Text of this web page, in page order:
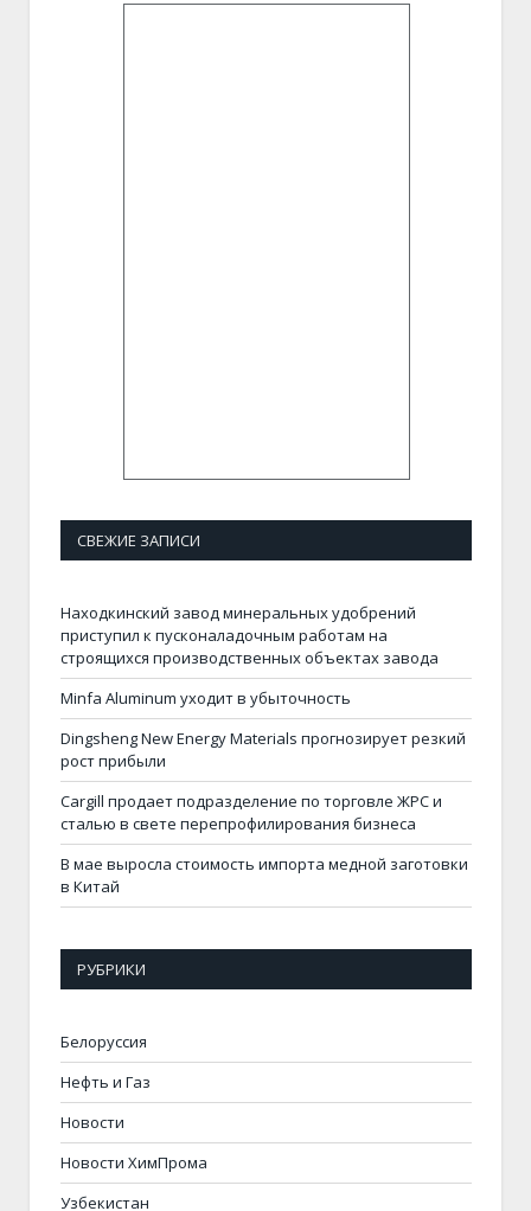
СВЕЖИЕ ЗАПИСИ
Находкинский завод минеральных удобрений
приступил к пусконаладочным работам на
строящихся производственных объектах завода
Minfa Aluminum уходит в убыточность
Dingsheng New Energy Materials прогнозирует резкий
рост прибыли
Cargill продает подразделение по торговле ЖРС и
сталью в свете перепрофилирования бизнеса
В мае выросла стоимость импорта медной заготовки
в Китай
РУБРИКИ
Белоруссия
Нефть и Газ
Новости
Новости ХимПрома
Узбекистан